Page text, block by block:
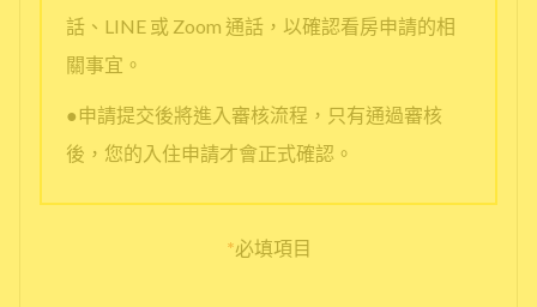
話、LINE 或 Zoom 通話，以確認看房申請的相
關事宜。
●申請提交後將進入審核流程，只有通過審核
後，您的入住申請才會正式確認。
*必填項目